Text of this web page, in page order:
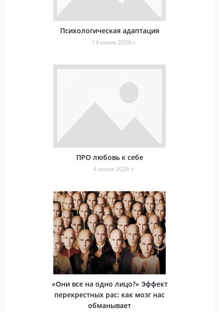
Психологическая адаптация
14 июня 2026 г.
ПРО любовь к себе
4 июня 2026 г.
«Они все на одно лицо?» Эффект
перекрестных рас: как мозг нас
обманывает